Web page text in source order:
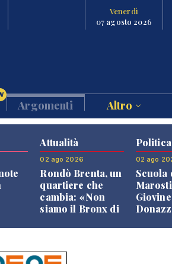
Venerdì
07 agosto 2026
Argomenti Altro
Attualità
02 ago 2026
Rondò Brenta, un
quartiere che
cambia: «Non
siamo il Bronx di
Politica
02 ago
Scuola